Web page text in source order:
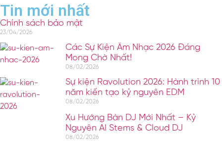
Tin mới nhất
Chính sách bảo mật
23/04/2026
Các Sự Kiện Âm Nhạc 2026 Đáng
Mong Chờ Nhất!
08/02/2026
Sự kiện Ravolution 2026: Hành trình 10
năm kiến tạo kỷ nguyên EDM
08/02/2026
Xu Hướng Bàn DJ Mới Nhất – Kỷ
Nguyên AI Stems & Cloud DJ
08/02/2026